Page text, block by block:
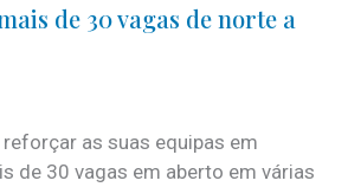
de 30 vagas de norte a
as suas equipas em
de 30 vagas em aberto em várias